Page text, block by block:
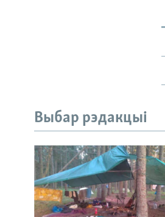
Выбар рэдакцыі